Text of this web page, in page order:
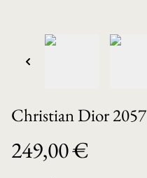
Christian Dior 2057
249,00 €